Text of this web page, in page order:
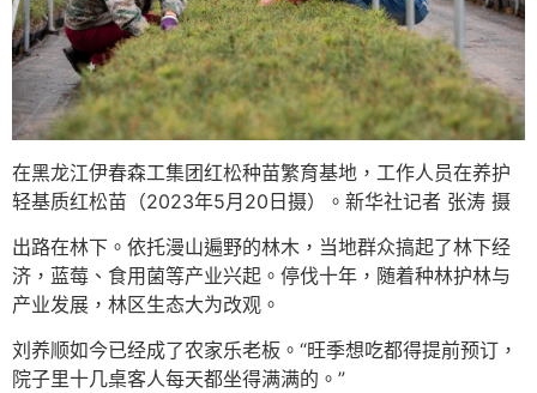
在黑龙江伊春森工集团红松种苗繁育基地，工作人员在养护
轻基质红松苗（2023年5月20日摄）。新华社记者 张涛 摄
出路在林下。依托漫山遍野的林木，当地群众搞起了林下经
济，蓝莓、食用菌等产业兴起。停伐十年，随着种林护林与
产业发展，林区生态大为改观。
刘养顺如今已经成了农家乐老板。“旺季想吃都得提前预订，
院子里十几桌客人每天都坐得满满的。”